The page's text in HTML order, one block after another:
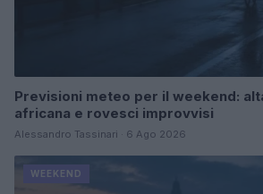
Previsioni meteo per il weekend:
africana e rovesci improvvisi
Alessandro Tassinari · 6 Ago 2026
WEEKEND